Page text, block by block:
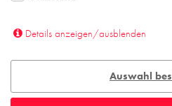
Details anzeigen/ausblenden
Auswahl